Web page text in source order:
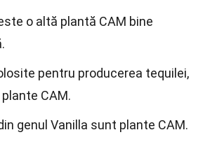
o altă plantă CAM bine
pentru producerea tequilei,
CAM.
genul Vanilla sunt plante CAM.